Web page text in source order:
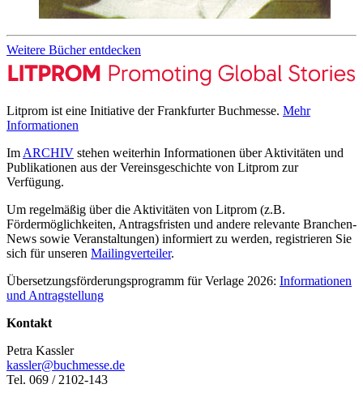
Weitere Bücher entdecken
Litprom ist eine Initiative der Frankfurter Buchmesse. Mehr
Informationen
Im ARCHIV stehen weiterhin Informationen über Aktivitäten und
Publikationen aus der Vereinsgeschichte von Litprom zur
Verfügung.
Um regelmäßig über die Aktivitäten von Litprom (z.B.
Fördermöglichkeiten, Antragsfristen und andere relevante Branchen-
News sowie Veranstaltungen) informiert zu werden, registrieren Sie
sich für unseren Mailingverteiler.
Übersetzungsförderungsprogramm für Verlage 2026: Informationen
und Antragstellung
Kontakt
Petra Kassler
kassler@buchmesse.de
Tel. 069 / 2102-143